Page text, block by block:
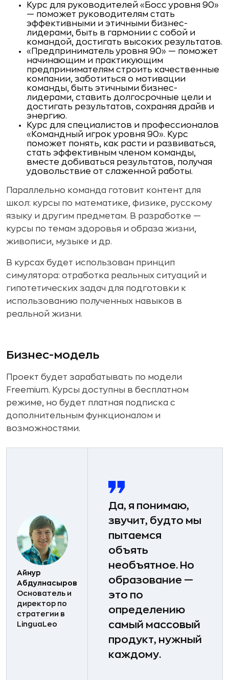
Курс для руководителей «Босс уровня 90»
— поможет руководителям стать
эффективными и этичными бизнес-
лидерами, быть в гармонии с собой и
командой, достигать высоких результатов.
«Предприниматель уровня 90» — поможет
начинающим и практикующим
предпринимателям строить качественные
компании, заботиться о мотивации
команды, быть этичными бизнес-
лидерами, ставить долгосрочные цели и
достигать результатов, сохраняя драйв и
энергию.
Курс для специалистов и профессионалов
«Командный игрок уровня 90». Курс
поможет понять, как расти и развиваться,
стать эффективным членом команды,
вместе добиваться результатов, получая
удовольствие от слаженной работы.
Параллельно команда готовит контент для
школ: курсы по математике, физике, русскому
языку и другим предметам. В разработке —
курсы по темам здоровья и образа жизни,
живописи, музыке и др.
В курсах будет использован принцип
симулятора: отработка реальных ситуаций и
гипотетических задач для подготовки к
использованию полученных навыков в
реальной жизни.
Бизнес-модель
Проект будет зарабатывать по модели
Freemium. Курсы доступны в бесплатном
режиме, но будет платная подписка с
дополнительным функционалом и
возможностями.
Айнур
Абдулнасыров
Основатель и
директор по
стратегии в
LinguaLeo
Да, я понимаю,
звучит, будто мы
пытаемся
объять
необъятное. Но
образование —
это по
определению
самый массовый
продукт, нужный
каждому.